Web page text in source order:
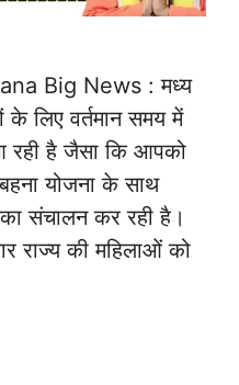
Big News : मध्य
के लिए वर्तमान समय में
है जैसा कि आपको
योजना के साथ
संचालन कर रही है।
राज्य की महिलाओं को